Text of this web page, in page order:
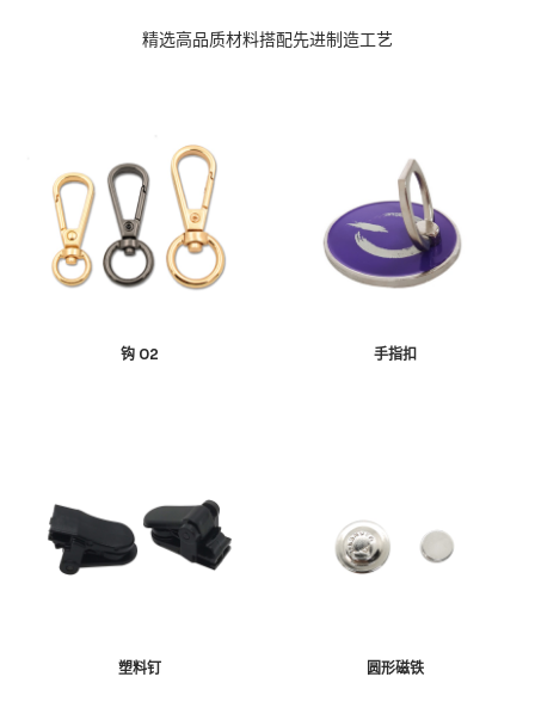
精选高品质材料搭配先进制造工艺
钩 02 手指扣
塑料钉 圆形磁铁